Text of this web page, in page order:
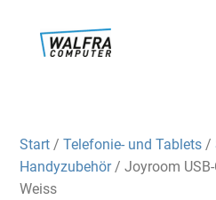
Start /Telefonie- und Tablets /
Handyzubehör/ Joyroom
Weiss